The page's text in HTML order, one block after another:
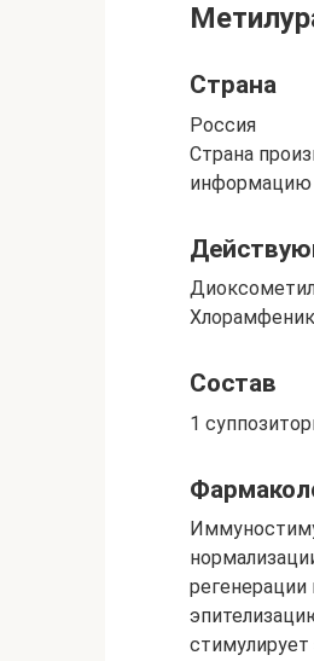
Страна
Россия
Страна
информацию
Состав
1
регенерации